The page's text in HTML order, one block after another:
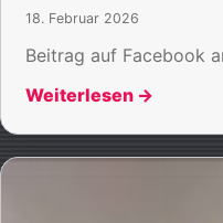
18. Februar 2026
Beitrag auf Facebook
Weiterlesen →